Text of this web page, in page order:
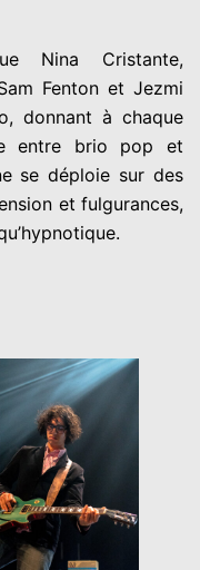
Nina Cristante,
Fenton et Jezmi
donnant à chaque
entre brio pop et
se déploie sur des
et fulgurances,